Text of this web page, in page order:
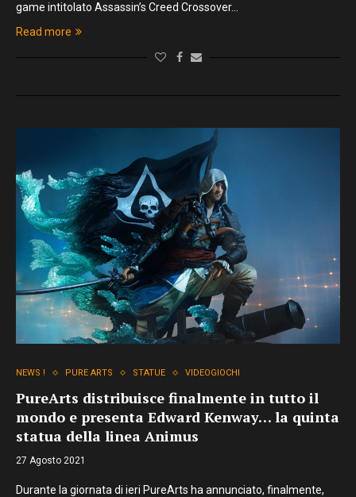
game intitolato Assassin’s Creed Crossover…
Read more
NEWS ! PURE ARTS STATUE VIDEOGIOCHI
PureArts distribuisce finalmente in tutto il
mondo e presenta Edward Kenway… la quinta
statua della linea Animus
27 Agosto 2021
Durante la giornata di ieri PureArts ha annunciato, finalmente,